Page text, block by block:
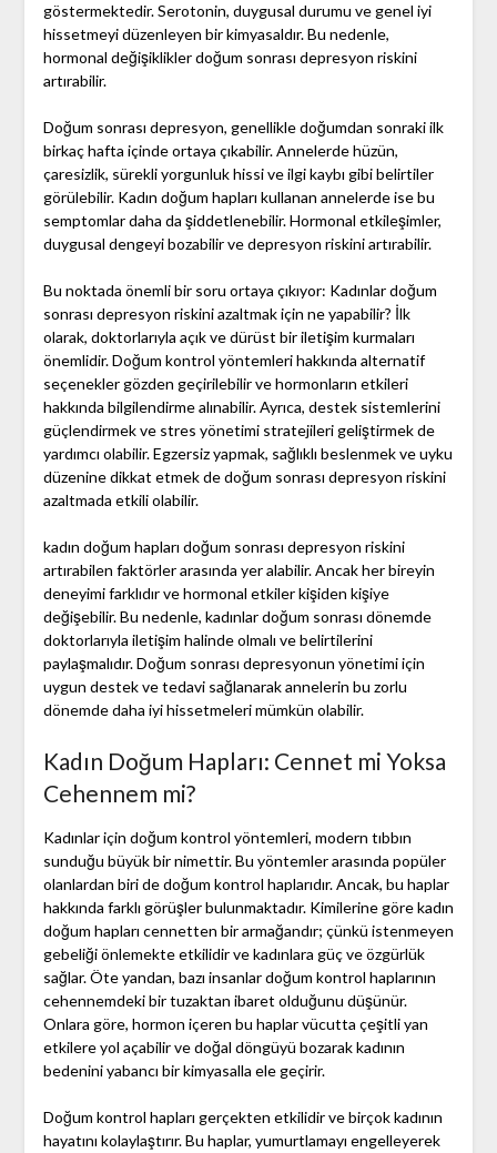
göstermektedir. Serotonin, duygusal durumu ve genel iyi
hissetmeyi düzenleyen bir kimyasaldır. Bu nedenle,
hormonal değişiklikler doğum sonrası depresyon riskini
artırabilir.
Doğum sonrası depresyon, genellikle doğumdan sonraki ilk
birkaç hafta içinde ortaya çıkabilir. Annelerde hüzün,
çaresizlik, sürekli yorgunluk hissi ve ilgi kaybı gibi belirtiler
görülebilir. Kadın doğum hapları kullanan annelerde ise bu
semptomlar daha da şiddetlenebilir. Hormonal etkileşimler,
duygusal dengeyi bozabilir ve depresyon riskini artırabilir.
Bu noktada önemli bir soru ortaya çıkıyor: Kadınlar doğum
sonrası depresyon riskini azaltmak için ne yapabilir? İlk
olarak, doktorlarıyla açık ve dürüst bir iletişim kurmaları
önemlidir. Doğum kontrol yöntemleri hakkında alternatif
seçenekler gözden geçirilebilir ve hormonların etkileri
hakkında bilgilendirme alınabilir. Ayrıca, destek sistemlerini
güçlendirmek ve stres yönetimi stratejileri geliştirmek de
yardımcı olabilir. Egzersiz yapmak, sağlıklı beslenmek ve uyku
düzenine dikkat etmek de doğum sonrası depresyon riskini
azaltmada etkili olabilir.
kadın doğum hapları doğum sonrası depresyon riskini
artırabilen faktörler arasında yer alabilir. Ancak her bireyin
deneyimi farklıdır ve hormonal etkiler kişiden kişiye
değişebilir. Bu nedenle, kadınlar doğum sonrası dönemde
doktorlarıyla iletişim halinde olmalı ve belirtilerini
paylaşmalıdır. Doğum sonrası depresyonun yönetimi için
uygun destek ve tedavi sağlanarak annelerin bu zorlu
dönemde daha iyi hissetmeleri mümkün olabilir.
Kadın Doğum Hapları: Cennet mi Yoksa
Cehennem mi?
Kadınlar için doğum kontrol yöntemleri, modern tıbbın
sunduğu büyük bir nimettir. Bu yöntemler arasında popüler
olanlardan biri de doğum kontrol haplarıdır. Ancak, bu haplar
hakkında farklı görüşler bulunmaktadır. Kimilerine göre kadın
doğum hapları cennetten bir armağandır; çünkü istenmeyen
gebeliği önlemekte etkilidir ve kadınlara güç ve özgürlük
sağlar. Öte yandan, bazı insanlar doğum kontrol haplarının
cehennemdeki bir tuzaktan ibaret olduğunu düşünür.
Onlara göre, hormon içeren bu haplar vücutta çeşitli yan
etkilere yol açabilir ve doğal döngüyü bozarak kadının
bedenini yabancı bir kimyasalla ele geçirir.
Doğum kontrol hapları gerçekten etkilidir ve birçok kadının
hayatını kolaylaştırır. Bu haplar, yumurtlamayı engelleyerek